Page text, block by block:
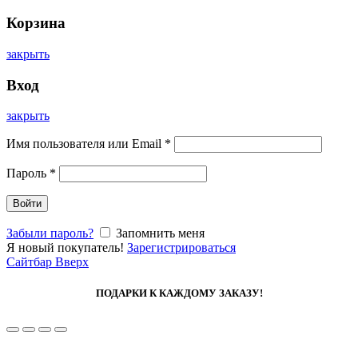
Корзина
закрыть
Вход
закрыть
Имя пользователя или Email *
Пароль *
Войти
Забыли пароль?
Запомнить меня
Я новый покупатель! Зарегистрироваться
Сайтбар Вверх
ПОДАРКИ К КАЖДОМУ ЗАКАЗУ!